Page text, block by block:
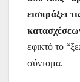
εισπράξει
εφικτό το
σύντομα.